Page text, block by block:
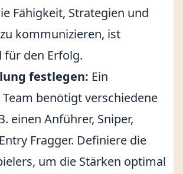
Fähigkeit, Strategien und
kommunizieren, ist
für den Erfolg.
festlegen: Ein
benötigt verschiedene
einen Anführer, Sniper,
Fragger. Definiere die
um die Stärken optimal